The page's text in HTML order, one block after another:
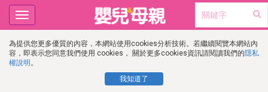
為提供您更多優質的內容，本網站使用cookies分析技術。若繼續閱覽本網站內
容，即表示您同意我們使用 cookies， 關於更多cookies資訊請閱讀我們的隱私
權說明 。
我知道了
Toggle
navigation